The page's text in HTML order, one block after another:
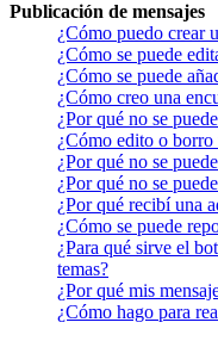
Publicación de mensajes
¿Cómo puedo crear
¿Cómo se puede
¿Cómo se puede
¿Cómo creo una
¿Por qué no se
¿Cómo edito o borro
¿Por qué no se
¿Por qué no se
¿Por qué recibí una
¿Cómo se puede
¿Para qué sirve el
temas?
¿Por qué mis
¿Cómo hago para